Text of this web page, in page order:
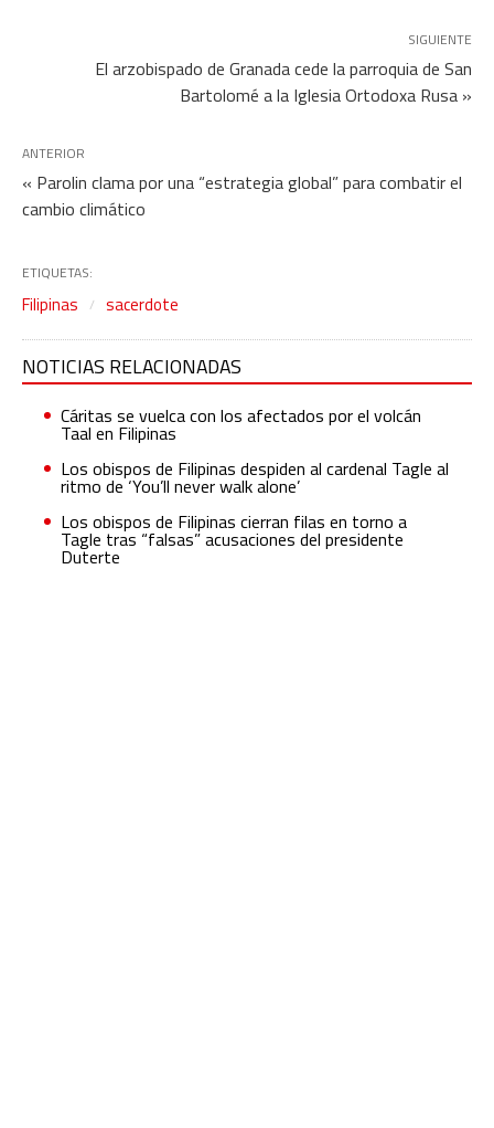
SIGUIENTE
El arzobispado de Granada cede la parroquia de San
Bartolomé a la Iglesia Ortodoxa Rusa »
ANTERIOR
« Parolin clama por una “estrategia global” para combatir el
cambio climático
ETIQUETAS:
Filipinas sacerdote
NOTICIAS RELACIONADAS
Cáritas se vuelca con los afectados por el volcán
Taal en Filipinas
Los obispos de Filipinas despiden al cardenal Tagle al
ritmo de ‘You’ll never walk alone’
Los obispos de Filipinas cierran filas en torno a
Tagle tras “falsas” acusaciones del presidente
Duterte